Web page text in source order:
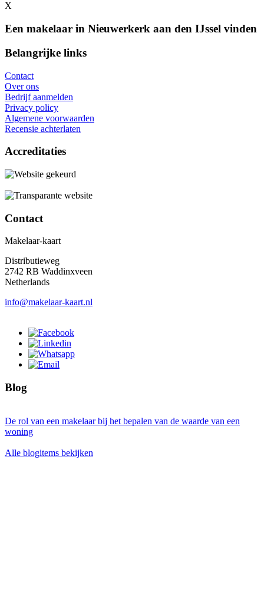
X
Een makelaar in Nieuwerkerk aan den IJssel vinden
Belangrijke links
Contact
Over ons
Bedrijf aanmelden
Privacy policy
Algemene voorwaarden
Recensie achterlaten
Accreditaties
Contact
Makelaar-kaart
Distributieweg
2742 RB Waddinxveen
Netherlands
info@makelaar-kaart.nl
Blog
De rol van een makelaar bij het bepalen van de waarde van een
woning
Alle blogitems bekijken